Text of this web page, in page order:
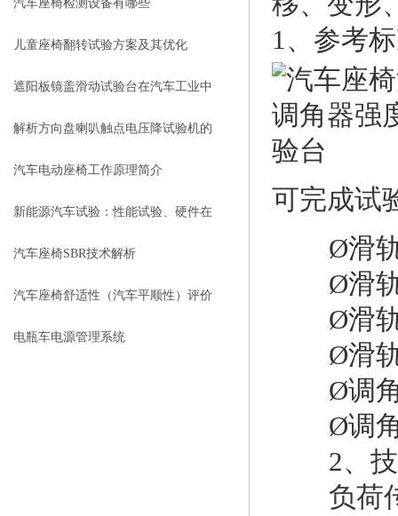
汽车座椅检测设备有哪些
儿童座椅翻转试验方案及其优化
遮阳板镜盖滑动试验台在汽车工业中
有哪些应用？
解析方向盘喇叭触点电压降试验机的
特点
汽车电动座椅工作原理简介
新能源汽车试验：性能试验、硬件在
环&试验数据管理
汽车座椅SBR技术解析
汽车座椅舒适性（汽车平顺性）评价
方法简介
电瓶车电源管理系统
1、参考
可完成试
Ø滑
Ø滑
Ø滑
Ø滑
Ø调
Ø调
2、
负荷